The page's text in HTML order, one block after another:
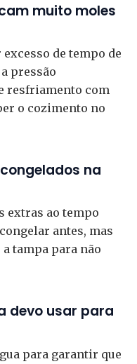
muito moles
de tempo de
pressão
resfriamento com
o cozimento no
na
extras ao tempo
antes, mas
tampa para não
devo usar para
para garantir que